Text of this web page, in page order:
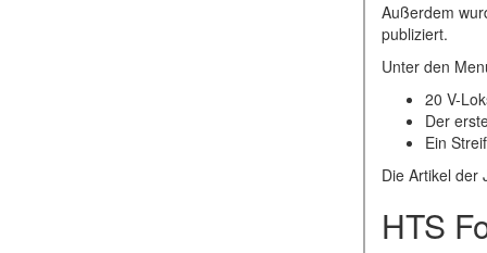
Außerdem
publiziert.
Unter den
20 V-
Der
Ein
Die Artikel der
HTS